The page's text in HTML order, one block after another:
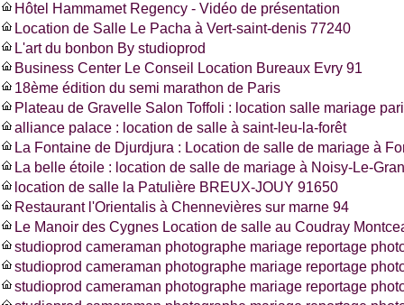
Hôtel Hammamet Regency - Vidéo de présentation
Location de Salle Le Pacha à Vert-saint-denis 77240
L'art du bonbon By studioprod
Business Center Le Conseil Location Bureaux Evry 91
18ème édition du semi marathon de Paris
Plateau de Gravelle Salon Toffoli : location salle mariage
alliance palace : location de salle à saint-leu-la-forêt
La Fontaine de Djurdjura : Location de salle de mariage à
La belle étoile : location de salle de mariage à Noisy-Le-
location de salle la Patulière BREUX-JOUY 91650
Restaurant l'Orientalis à Chennevières sur marne 94
Le Manoir des Cygnes Location de salle au Coudray
studioprod cameraman photographe mariage reportage
studioprod cameraman photographe mariage reportage
studioprod cameraman photographe mariage reportage